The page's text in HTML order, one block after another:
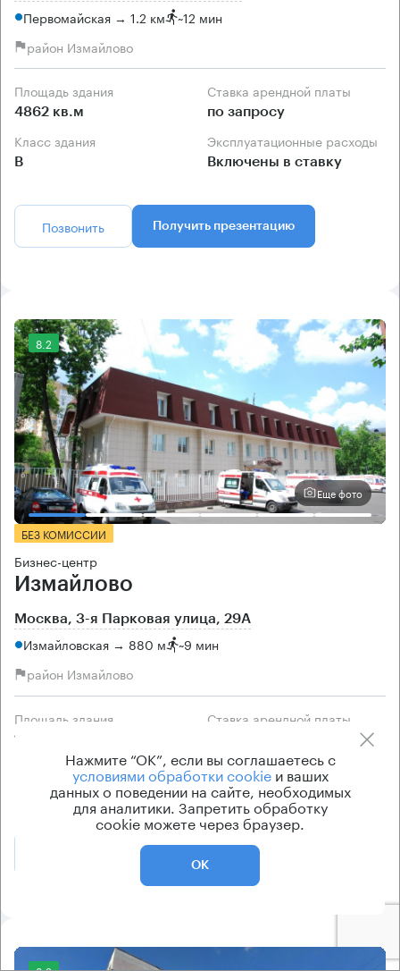
Первомайская → 1.2 км ~12 мин
район Измайлово
Площадь здания
4862 кв.м
Ставка арендной платы
по запросу
Класс здания
B
Эксплуатационные расходы
Включены в ставку
Позвонить Получить презентацию
8.2
Еще фото
БЕЗ КОМИССИИ
Бизнес-центр
Измайлово
Москва, 3-я Парковая улица, 29А
Измайловская → 880 м ~9 мин
район Измайлово
Площадь здания
1040 кв.м
Ставка арендной платы
Класс здания Эксплуатационные расходы
Включены в ставку
Получить презентацию
Нажмите “ОК”, если вы соглашаетесь с
условиями обработки cookieи ваших
данных о поведении на сайте, необходимых
для аналитики. Запретить обработку
cookie можете через браузер.
ОК